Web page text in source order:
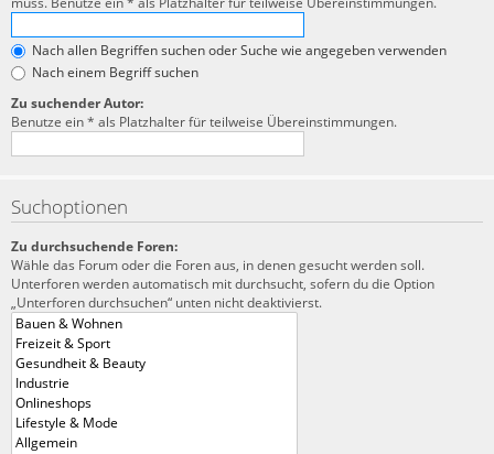
Nach allen Begriffen suchen oder Suche wie angegeben verwenden
Nach einem Begriff suchen
Zu suchender Autor:
Benutze ein * als Platzhalter für teilweise Übereinstimmungen.
Suchoptionen
Zu durchsuchende Foren:
Wähle das Forum oder die Foren aus, in denen gesucht werden soll.
Unterforen werden automatisch mit durchsucht, sofern du die Option
„Unterforen durchsuchen“ unten nicht deaktivierst.